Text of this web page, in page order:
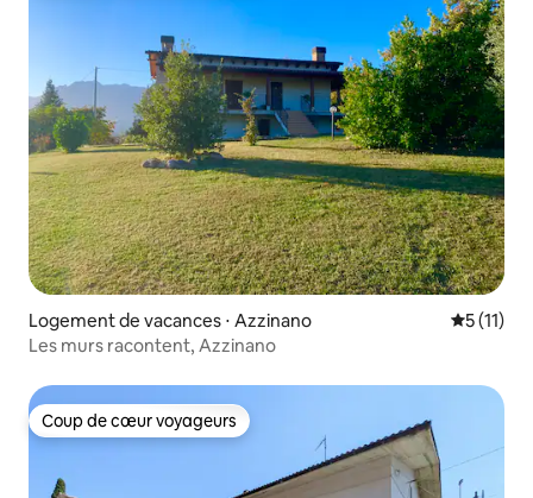
Logement de vacances ⋅ Azzinano
5 (11)
Les murs racontent, Azzinano
Coup de cœur voyageurs
Coup de cœur voyageurs